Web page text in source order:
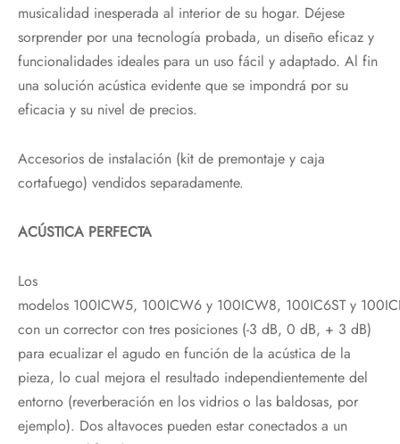
musicalidad inesperada al interior de su hogar. Déjese
sorprender por una tecnología probada, un diseño eficaz y
funcionalidades ideales para un uso fácil y adaptado. Al fin
una solución acústica evidente que se impondrá por su
eficacia y su nivel de precios.
Accesorios de instalación (kit de premontaje y caja
cortafuego) vendidos separadamente.
ACÚSTICA PERFECTA
Los
modelos 100ICW5, 100ICW6 y 100ICW8, 100IC6ST y
con un corrector con tres posiciones (-3 dB, 0 dB, + 3 dB)
para ecualizar el agudo en función de la acústica de la
pieza, lo cual mejora el resultado independientemente del
entorno (reverberación en los vidrios o las baldosas, por
ejemplo). Dos altavoces pueden estar conectados a un